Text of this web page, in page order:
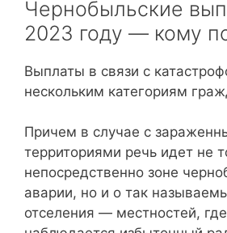
Чернобыльские
2023 году — кому
Выплаты в связи с
нескольким категориям
Причем в случае с
территориями речь идет не
непосредственно зоне
аварии, но и о так
отселения — местностей,